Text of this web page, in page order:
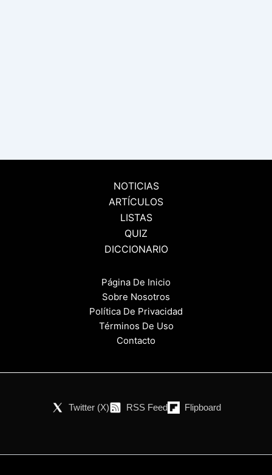
NOTICIAS
ARTÍCULOS
LISTAS
QUIZ
DICCIONARIO
Página De Inicio
Sobre Nosotros
Política De Privacidad
Términos De Uso
Contacto
Twitter (X) RSS Feed Flipboard